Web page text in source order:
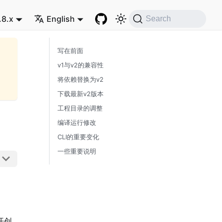
English Search
写在前面
v1与v2的兼容性
将依赖替换为v2
下载最新v2版本
工程目录的调整
编译运行修改
CLI的重要变化
一些重要说明